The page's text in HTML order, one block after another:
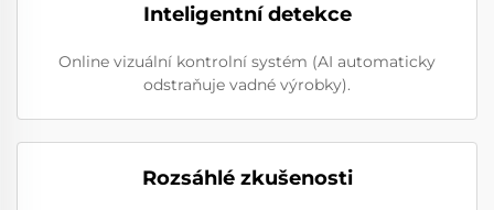
Inteligentní detekce
Online vizuální kontrolní systém (AI automaticky
odstraňuje vadné výrobky).
Rozsáhlé zkušenosti